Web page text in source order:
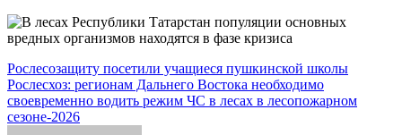
Навигация
по
записям
Рослесозащиту посетили учащиеся пушкинской школы
Рослесхоз: регионам Дальнего Востока необходимо
своевременно водить режим ЧС в лесах в лесопожарном
сезоне-2026